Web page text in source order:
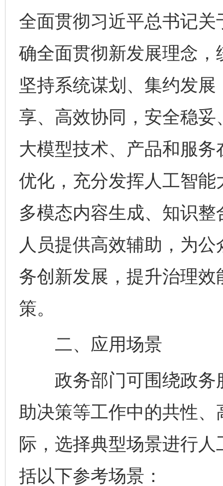
全面贯彻习近平总书记
确全面贯彻新发展理念
坚持系统谋划、集约发
享、高效协同，安全稳
大模型技术、产品和服
优化，充分发挥人工智
多模态内容生成、知识
人员提供高效辅助，为
务创新发展，提升治理
策。
二、应用场景
政务部门可围绕政务
助决策等工作中的共性
际，选择典型场景进行
括以下参考场景：